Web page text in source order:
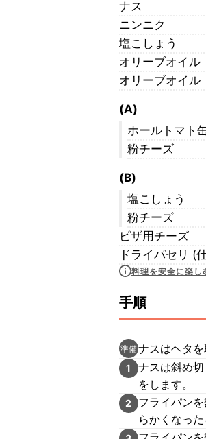
ナス
ニンニク
塩こしょう
オリーブオイル
オリーブオイル
(A)
ホールトマト
粉チーズ
(B)
塩こしょう
粉チーズ
ピザ用チーズ
ドライパセリ (
料理を安全に楽し
手順
準備ナスはヘタ
1
ナスは斜め
をします。
2
フライパン
らかくなった